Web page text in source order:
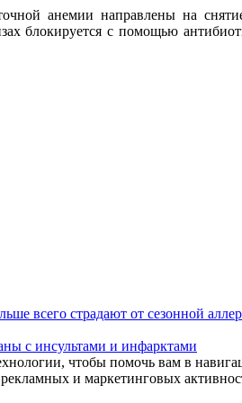
анемии направлены на
блокируется с помощью
всего страдают от сезонной
с инсультами и инфарктами
чтобы помочь вам в
и маркетинговых